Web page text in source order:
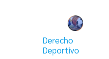
Derecho
Deportivo